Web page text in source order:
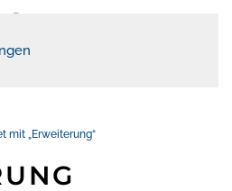
mit „Erweiterung“